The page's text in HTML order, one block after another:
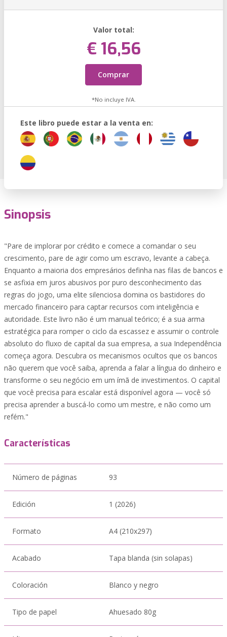
Valor total:
€ 16,56
Comprar
*No incluye IVA.
Este libro puede estar a la venta en:
Sinopsis
"Pare de implorar por crédito e comece a comandar o seu
crescimento, pare de agir como um escravo, levante a cabeça.
Enquanto a maioria dos empresários definha nas filas de bancos e
se asfixia em juros abusivos por puro desconhecimento das
regras do jogo, uma elite silenciosa domina os bastidores do
mercado financeiro para captar recursos com inteligência e
autoridade. Este livro não é um manual teórico; é a sua arma
estratégica para romper o ciclo da escassez e assumir o controle
absoluto do fluxo de capital da sua empresa, a sua Independência
começa agora. Descubra os mecanismos ocultos que os bancos
não querem que você saiba, aprenda a falar a língua do dinheiro e
transforme o seu negócio em um ímã de investimentos. O capital
que você precisa para escalar está disponível agora — você só
precisa aprender a buscá-lo como um mestre, e não como um
refém."
Características
Número de páginas 93
Edición 1 (2026)
Formato A4 (210x297)
Acabado Tapa blanda (sin solapas)
Coloración Blanco y negro
Tipo de papel Ahuesado 80g